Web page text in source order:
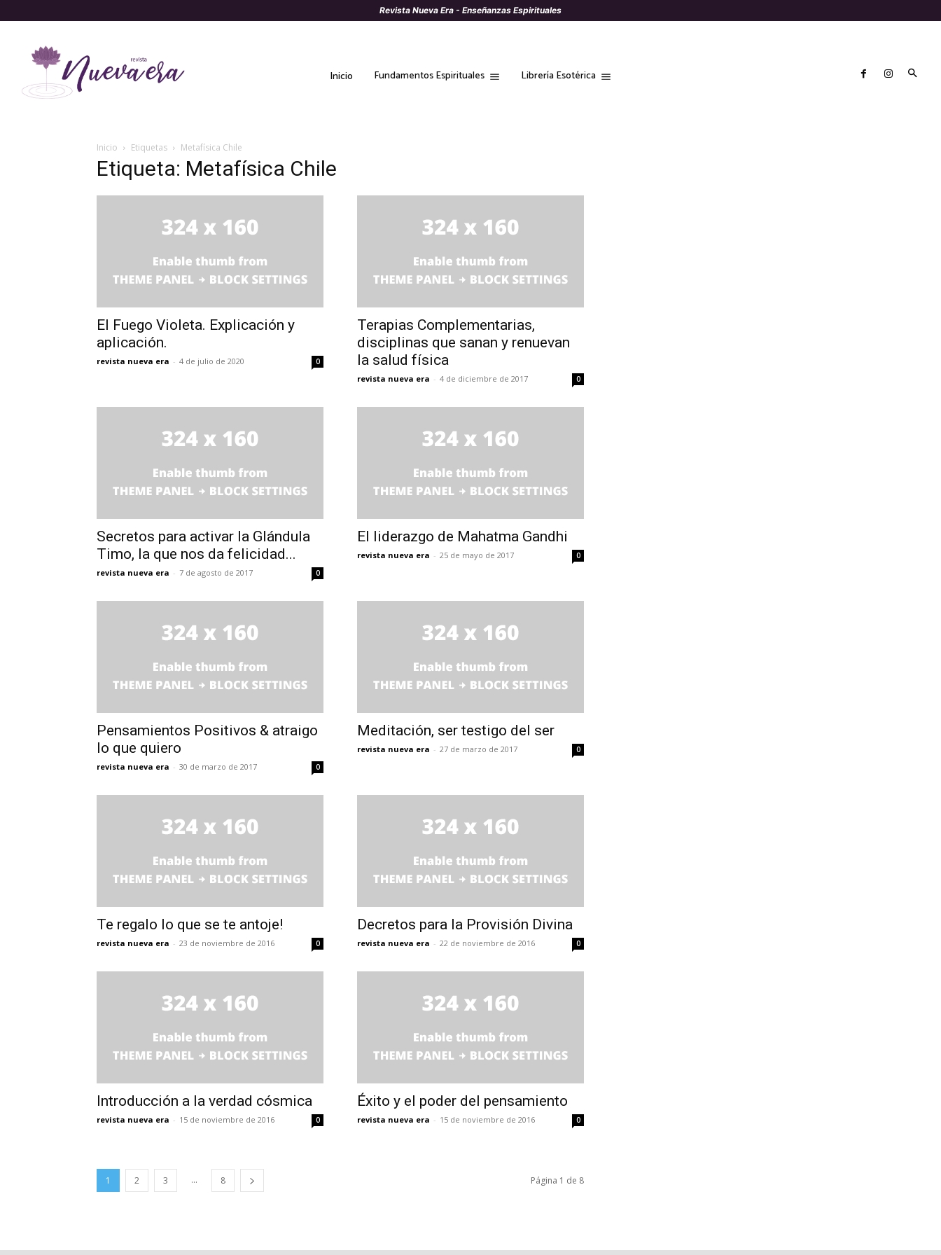
Revista Nueva Era - Enseñanzas Espirituales
Inicio Fundamentos Espirituales Librería Esotérica
Inicio Etiquetas Metafísica Chile
Etiqueta: Metafísica Chile
El Fuego Violeta. Explicación y
aplicación.
revista nueva era - 4 de julio de 2020 0
Terapias Complementarias,
disciplinas que sanan y renuevan
la salud física
revista nueva era - 4 de diciembre de 2017 0
Secretos para activar la Glándula
Timo, la que nos da felicidad...
revista nueva era - 7 de agosto de 2017 0
El liderazgo de Mahatma Gandhi
revista nueva era - 25 de mayo de 2017 0
Pensamientos Positivos & atraigo
lo que quiero
revista nueva era - 30 de marzo de 2017 0
Meditación, ser testigo del ser
revista nueva era - 27 de marzo de 2017 0
Te regalo lo que se te antoje!
revista nueva era - 23 de noviembre de 2016 0
Decretos para la Provisión Divina
revista nueva era - 22 de noviembre de 2016 0
Introducción a la verdad cósmica
revista nueva era - 15 de noviembre de 2016 0
Éxito y el poder del pensamiento
revista nueva era - 15 de noviembre de 2016 0
1 2 3 ... 8 Página 1 de 8